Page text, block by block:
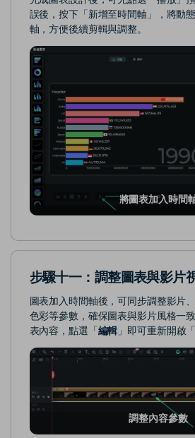
誤後，按下「新增至時間軸」，將動
軸，方便後續剪輯與調整。
將圖表加入時間
步驟十一：調整圖表與影片
圖表加入時間軸後，可同步調整影片
色彩等參數，確保圖表與影片風格一
表內容，點選「 編輯 」即可重新開啟
調整內容參數